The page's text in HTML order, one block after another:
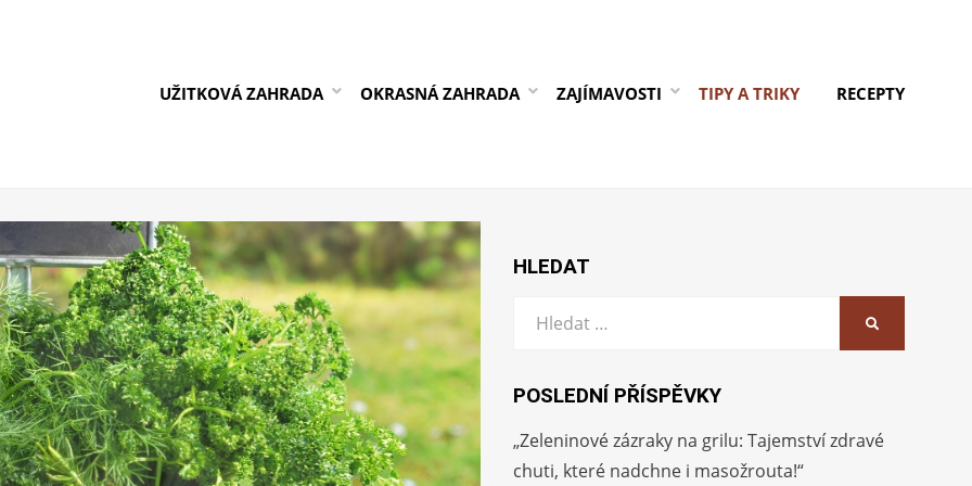
UŽITKOVÁ ZAHRADA OKRASNÁ ZAHRADA ZAJÍMAVOSTI TIPY A TRIKY RECEPTY
HLEDAT
Vyhledat:
POSLEDNÍ PŘÍSPĚVKY
„Zeleninové zázraky na grilu: Tajemství zdravé
chuti, které nadchne i masožrouta!“